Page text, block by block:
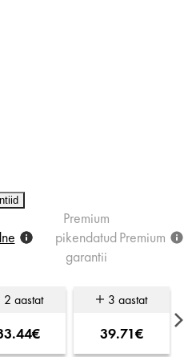
Premium
pikendatud
garantii
Premium
2 aastat 3 aastat
39.71€